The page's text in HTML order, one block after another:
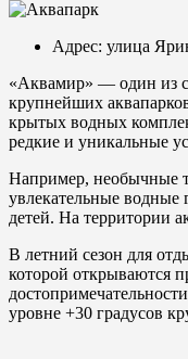
Адрес: улица
«Аквамир» — один из
крупнейших
крытых водных
редкие и уникальные
Например, необычные
увлекательные водные
детей. На территории
В летний сезон для
которой открываются
уровне +30 градусов